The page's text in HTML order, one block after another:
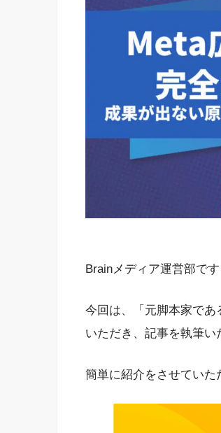
Brainメディア運営部です
今回は、「元脚本家で
いただき、記事を執筆い
簡単に紹介をさせていた